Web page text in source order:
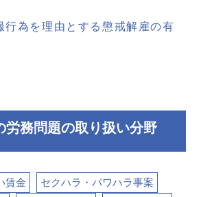
行為を理由とする懲戒解雇の有
労務問題の取り扱い分野
賃金
セクハラ・パワハラ事案